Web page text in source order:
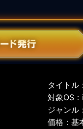
タイトル
対象OS
ジャンル
価格：基